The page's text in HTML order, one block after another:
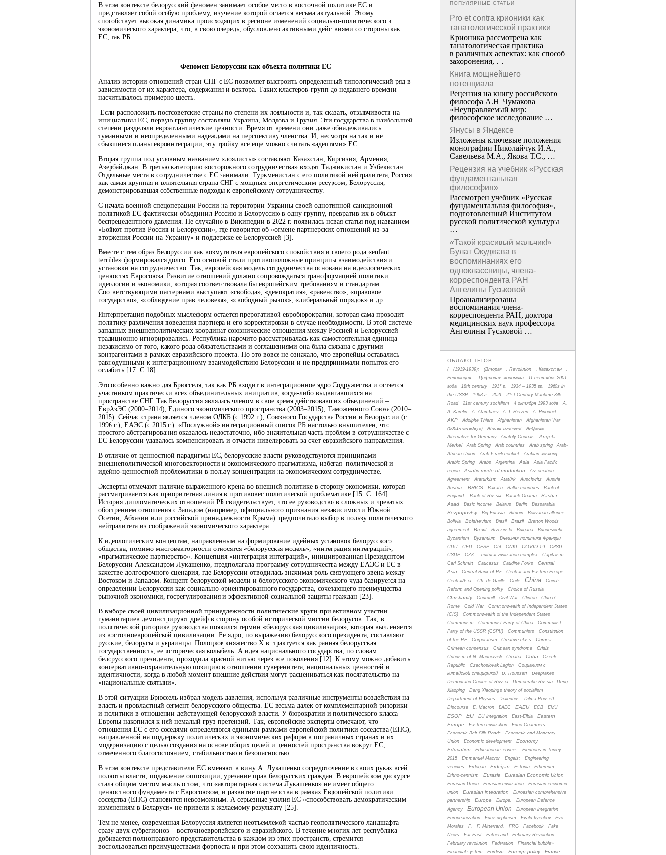
В этом контексте белорусский феномен занимает особое место в восточной политике ЕС и
представляет собой особую проблему, изучение которой остается весьма актуальной. Этому
способствует высокая динамика происходящих в регионе изменений социально-политического и
экономического характера, что, в свою очередь, обусловлено активными действиями со стороны как
ЕС, так РБ.
Феномен Белоруссии как объекта политики ЕС
Анализ истории отношений стран СНГ с ЕС позволяет выстроить определенный типологический ряд в
зависимости от их характера, содержания и вектора. Таких кластеров-групп до недавнего времени
насчитывалось примерно шесть.
Если расположить постсоветские страны по степени их лояльности и, так сказать, отзывчивости на
инициативы ЕС, первую группу составляли Украина, Молдова и Грузия. Эти государства в наибольшей
степени разделяли евроатлантические ценности. Время от времени они даже обнадеживались
туманными и неопределенными надеждами на перспективу членства. И, несмотря на так и не
сбывшиеся планы евроинтеграции, эту тройку все еще можно считать «адептами» ЕС.
Вторая группа под условным названием «лоялисты» составляют Казахстан, Киргизия, Армения,
Азербайджан. В третью категорию «осторожного сотрудничества» входят Таджикистан и Узбекистан.
Отдельные места в сотрудничестве с ЕС занимали: Туркменистан с его политикой нейтралитета; Россия
как самая крупная и влиятельная страна СНГ с мощным энергетическим ресурсом; Белоруссия,
демонстрировавшая собственные подходы к европейскому сотрудничеству.
С начала военной спецоперации России на территории Украины своей однотипной санкционной
политикой ЕС фактически объединил Россию и Белоруссию в одну группу, превратив их в объект
беспрецедентного давления. Не случайно в Википедии в 2022 г. появилась новая статья под названием
«Бойкот против России и Белоруссии», где говорится об «отмене партнерских отношений из-за
вторжения России на Украину» и поддержке ее Белоруссией [3].
Вместе с тем образ Белоруссии как возмутителя европейского спокойствия и своего рода «enfant
terrible» формировался долго. Его основой стали противоположные принципы взаимодействия и
установки на сотрудничество. Так, европейская модель сотрудничества основана на идеологических
ценностях Евросоюза. Развитие отношений должно сопровождаться трансформацией политики,
идеологии и экономики, которая соответствовала бы европейским требованиям и стандартам.
Соответствующими паттернами выступают «свобода», «демократия», «равенство», «правовое
государство», «соблюдение прав человека», «свободный рынок», «либеральный порядок» и др.
Интерпретация подобных мыслеформ остается прерогативой евробюрократии, которая сама проводит
политику различения поведения партнера и его корректировки в случае необходимости. В этой системе
западных внешнеполитических координат союзнические отношения между Россией и Белоруссией
традиционно игнорировались. Республика нарочито рассматривалась как самостоятельная единица
независимо от того, какого рода обязательствами и соглашениями она была связана с другими
контрагентами в рамках евразийского проекта. Но это вовсе не означало, что европейцы оставались
равнодушными к интеграционному взаимодействию Белоруссии и не предпринимали попыток его
ослабить [17. С.18].
Это особенно важно для Брюсселя, так как РБ входит в интеграционное ядро Содружества и остается
участником практически всех объединительных инициатив, когда-либо выдвигавшихся на
пространстве СНГ. Так Белоруссия являлась членом в свое время действовавших объединений ‒
ЕврАзЭС (2000‒2014), Единого экономического пространства (2003‒2015), Таможенного Союза (2010‒
2015). Сейчас страна является членом ОДКБ (с 1992 г.), Союзного Государства России и Белоруссии (с
1996 г.), ЕАЭС (с 2015 г.). «Послужной» интеграционный список РБ настолько внушителен, что
простого абстрагирования оказалось недостаточно, ибо значительная часть проблем в сотрудничестве с
ЕС Белоруссии удавалось компенсировать и отчасти нивелировать за счет евразийского направления.
В отличие от ценностной парадигмы ЕС, белорусские власти руководствуются принципами
внешнеполитической многовекторности и экономического прагматизма, избегая политической и
идейно-ценностной проблематики в пользу концентрации на экономическом сотрудничестве.
Эксперты отмечают наличие выраженного крена во внешней политике в сторону экономики, которая
рассматривается как приоритетная линия в противовес политической проблематике [15. С. 164].
История дипломатических отношений РБ свидетельствует, что ее руководство в сложных и чреватых
обострением отношения с Западом (например, официального признания независимости Южной
Осетии, Абхазии или российской принадлежности Крыма) предпочитало выбор в пользу политического
нейтралитета из соображений экономического характера.
К идеологическим концептам, направленным на формирование идейных установок белорусского
общества, помимо многовекторности относятся «белорусская модель», «интеграция интеграций»,
«прагматическое партнерство». Концепция «интеграция интеграций», инициированная Президентом
Белоруссии Александром Лукашенко, предполагала программу сотрудничества между ЕАЭС и ЕС в
качестве долгосрочного сценария, где Белоруссии отводилась значимая роль связующего звена между
Востоком и Западом. Концепт белорусской модели и белорусского экономического чуда базируется на
определении Белоруссии как социально-ориентированного государства, сочетающего преимущества
рыночной экономики, госрегулирования и эффективной социальной защиты граждан [23].
В выборе своей цивилизационной принадлежности политические круги при активном участии
гуманитариев демонстрируют дрейф в сторону особой исторической миссии белорусов. Так, в
политической риторике руководства появился термин «белорусская цивилизация», которая вычленяется
из восточноевропейской цивилизации. Ее ядро, по выражению белорусского президента, составляют
русские, белорусы и украинцы. Полоцкое княжество Х в. трактуется как ранняя белорусская
государственность, ее историческая колыбель. А идея национального государства, по словам
белорусского президента, проходила красной нитью через все поколения [12]. К этому можно добавить
консервативно-охранительную позицию в отношении суверенитета, национальных ценностей и
идентичности, когда в любой момент внешние действия могут расцениваться как посягательство на
«национальные святыни».
В этой ситуации Брюссель избрал модель давления, используя различные инструменты воздействия на
власть и провластный сегмент белорусского общества. ЕС весьма далек от комплементарной риторики
и политики в отношении действующей белорусской власти. У бюрократии и политического класса
Европы накопился к ней немалый груз претензий. Так, европейские эксперты отмечают, что
отношения ЕС с его соседями определяются едиными рамками европейской политики соседства (ЕПС),
направленной на поддержку политических и экономических реформ в пограничных странах и их
модернизацию с целью создания на основе общих целей и ценностей пространства вокруг ЕС,
отмеченного благосостоянием, стабильностью и безопасностью.
В этом контексте представители ЕС вменяют в вину А. Лукашенко сосредоточение в своих руках всей
полноты власти, подавление оппозиции, урезание прав белорусских граждан. В европейском дискурсе
стала общим местом мысль о том, что «авторитарная система Лукашенко» не имеет общего
ценностного фундамента с Евросоюзом, и развитие партнерства в рамках Европейской политики
соседства (ЕПС) становится невозможным. А серьезные усилия ЕС «способствовать демократическим
изменениям в Беларуси» не привели к желаемому результату [25].
Тем не менее, современная Белоруссия является неотъемлемой частью геополитического ландшафта
сразу двух субрегионов ‒ восточноевропейского и евразийского. В течение многих лет республика
добивается полноправного представительства в каждом из этих пространств, стремится
воспользоваться преимуществами форпоста и при этом сохранить свою идентичность.
ПОПУЛЯРНЫЕ СТАТЬИ
Pro et contra крионики как
танатологической практики
Крионика рассмотрена как
танатологическая практика
в различных аспектах: как способ
захоронения, …
Книга мощнейшего
потенциала
Рецензия на книгу российского
философа А.Н. Чумакова
«Неуправляемый мир:
философское исследование …
Янусы в Яндексе
Изложены ключевые положения
монографии Николайчук И.А.,
Савельева М.А., Якова Т.С., …
Рецензия на учебник «Русская
фундаментальная
философия»
Рассмотрен учебник «Русская
фундаментальная философия»,
подготовленный Институтом
русской политической культуры
…
«Такой красивый мальчик!»
Булат Окуджава в
воспоминаниях его
одноклассницы, члена-
корреспондента РАН
Ангелины Гуськовой
Проанализированы
воспоминания члена­
корреспондента РАН, доктора
медицинских наук профессора
Ангелины Гуськовой …
ОБЛАКО ТЕГОВ
( (1919-1939); (Вторая . Revolution . Казахстан
.
Революция
. Цифровая экономика
11 сентября 2001
года
18th century 1917 г. 1934 – 1935 гг.
1960s in
the USSR
1968 г. 2021
21st Century Maritime Silk
Road
21st century socialism 4 октября 1993 года
A.
A. Karelin
A. Atambaev A. I. Herzen A. Pinochet
AKP Adolphe Thiers Afghanistan
Afghanistan War
(2001-nowadays)
African continent
Al-Qaida
Alternative for Germany
Anatoly Chubais
Angela
Merkel
Arab Spring Arab countries Arab spring
Arab-
African Union
Arab-Israeli conflict
Arabian awaking
Arabic Spring
Arabs Argentina Asia
Asia Pacific
region
Asiatic mode of production
Association
Agreement
Ataturkism Atatürk Auschwitz
Austria
Austria.
BRICS Bakatin Baltic countries
Bank of
England.
Bank of Russia Barack Obama
Bashar
Asad
Basic income Belarus Berlin Bessarabia
Bezpopovtsy Big Eurasia Bitcoin
Bolivarian alliance
Bolivia
Bolshevism Brasil Brazil
Bretton Woods
agreement
Brexit Brzezinski Bulgaria
Bundeswehr
Byzantism
Byzantium
Bнешняя политика Франции
CDU
CFD CFSP CIA CNKI COVID-19
CPSU
CSDP
CZК — cultural-zivilization complex
Capitalism
Carl Schmitt
Caucasus Caudine Forks
Central
Asia
Central Bank of RF
Central and Eastern Europe
CentralAsia.
Ch. de Gaulle Chile China
China's
Reform and Opening policy
Choice of Russia
Christianity Churchill Civil War Clinton
Club of
Rome
Cold War
Commonwealth of Independent States
(CIS)
Commonwealth of the Independent States
Communism
Communist Party of China
Communist
Party of the USSR (CSPU)
Communists
Constitution
of the RF
Corporatism Creative class Crimea
Crimean consensus Crimean syndrome Crisis
Criticism of N. Machiavelli Croatia Cuba
Czech
Republic
Czechoslovak Legion
Cоциализм с
китайской спецификой
D. Rousseff
Deepfakes
Democratic Choice of Russia
Democratic Russia
Deng
Xiaoping
Deng Xiaoping's theory of socialism
Department of Physics
Dialectics
Dilma Rouseff
Discourse
E. Macron EAEC EAEU ECB EMU
ESOP EU EU integration East-Elbia
Eastern
Europe
Eastern civilization
Echo Chambers
Economic Belt Silk Roads
Economic and Monetary
Union
Economic development
Economy
Education
Educational services
Elections in Turkey
2015
Emmanuel Macron Engels;
Engineering
vehicles
Erdogan Erdoğan Estonia
Ethereum
Ethno-centrism
Eurasia Eurasian Economic Union
Eurasian Union Eurasian civilization
Eurasian economic
union
Eurasian integration
Euroasian comprehensive
partnership
Europe Europe.
European Defence
Agency
European Union
European integration
Europeanization
Euroscepticism Evald Ilyenkov
Evo
Morales
F. F. Mitterrand. FRG Facebook
Fake
News
Far East Fatherland
February Revolution
February revolution
Federation
Financial bubble»
Financial system
Fordism Foreign policy France